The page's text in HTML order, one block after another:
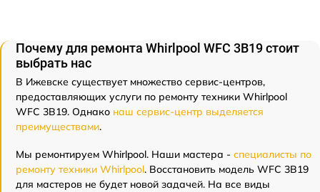
Почему для ремонта Whirlpool WFC 3B19 стоит
выбрать нас
В Ижевске существует множество сервис-центров,
предоставляющих услуги по ремонту техники Whirlpool
WFC 3B19. Однако наш сервис-центр выделяется
преимуществами.
Мы ремонтируем Whirlpool. Наши мастера - специалисты по
ремонту техники Whirlpool. Восстановить модель WFC 3B19
для мастеров не будет новой задачей. На все виды